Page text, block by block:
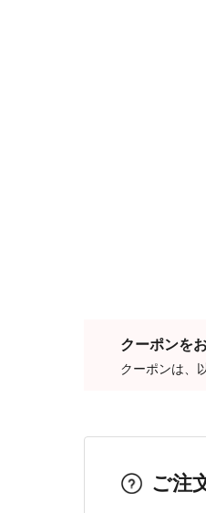
クーポンを
クーポンは、
ご注